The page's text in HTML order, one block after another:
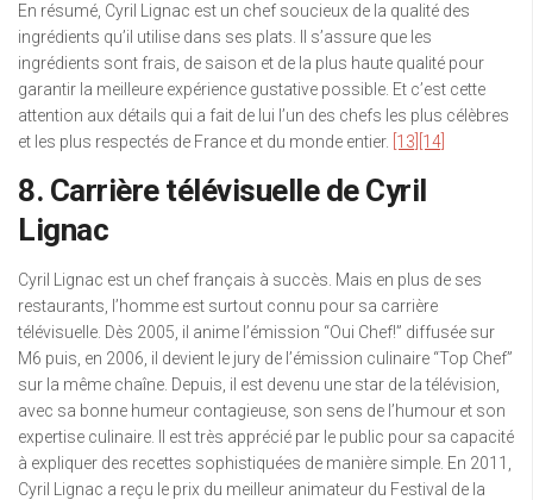
En résumé, Cyril Lignac est un chef soucieux de la qualité des
ingrédients qu’il utilise dans ses plats. Il s’assure que les
ingrédients sont frais, de saison et de la plus haute qualité pour
garantir la meilleure expérience gustative possible. Et c’est cette
attention aux détails qui a fait de lui l’un des chefs les plus célèbres
et les plus respectés de France et du monde entier. [13] [14]
8. Carrière télévisuelle de Cyril
Lignac
Cyril Lignac est un chef français à succès. Mais en plus de ses
restaurants, l’homme est surtout connu pour sa carrière
télévisuelle. Dès 2005, il anime l’émission “Oui Chef!” diffusée sur
M6 puis, en 2006, il devient le jury de l’émission culinaire “Top Chef”
sur la même chaîne. Depuis, il est devenu une star de la télévision,
avec sa bonne humeur contagieuse, son sens de l’humour et son
expertise culinaire. Il est très apprécié par le public pour sa capacité
à expliquer des recettes sophistiquées de manière simple. En 2011,
Cyril Lignac a reçu le prix du meilleur animateur du Festival de la